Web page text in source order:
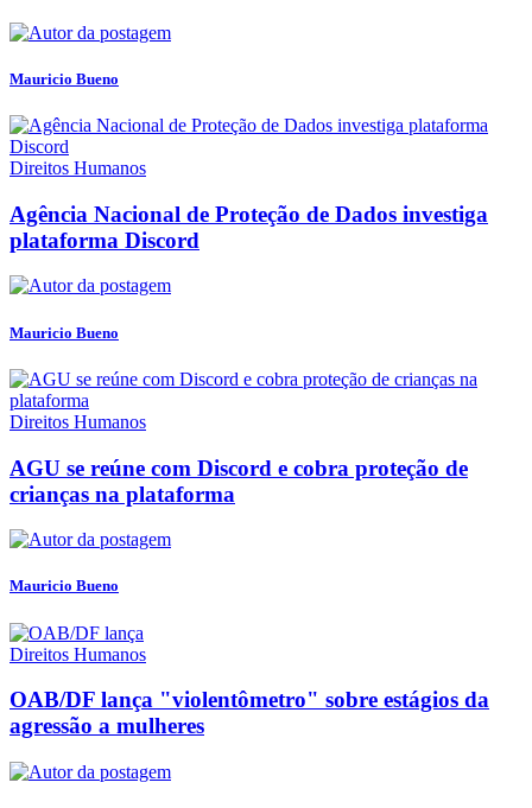
Mauricio Bueno
Direitos Humanos
Agência Nacional de Proteção de Dados investiga
plataforma Discord
Mauricio Bueno
Direitos Humanos
AGU se reúne com Discord e cobra proteção de
crianças na plataforma
Mauricio Bueno
Direitos Humanos
OAB/DF lança "violentômetro" sobre estágios da
agressão a mulheres